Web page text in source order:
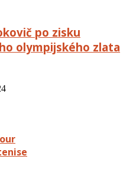
po zisku
olympijského zlata